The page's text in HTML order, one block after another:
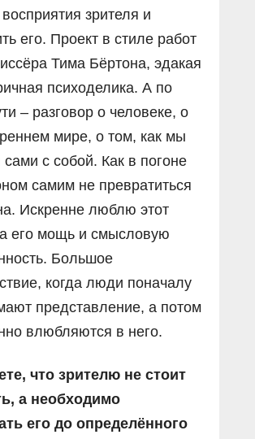
зрителя и
его. Проект в стиле работ
Тима Бёртона, эдакая
психоделика. А по
– разговор о человеке, о
мире, о том, как мы
с собой. Как в погоне
самим не превратиться
Искренне люблю этот
его мощь и смысловую
Большое
когда люди поначалу
представление, а потом
влюбляются в него.
что зрителю не стоит
а необходимо
его до определённого